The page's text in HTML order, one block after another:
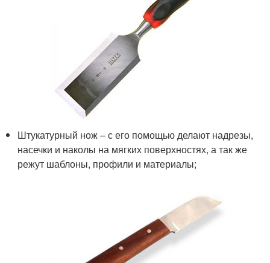
Штукатурный нож – с его помощью делают надрезы,
насечки и наколы на мягких поверхностях, а так же
режут шаблоны, профили и материалы;